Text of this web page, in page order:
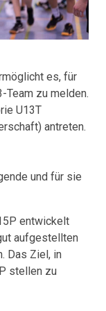
es, für
zu melden.
U13T
antreten.
und für sie
entwickelt
aufgestellten
Das Ziel, in
stellen zu